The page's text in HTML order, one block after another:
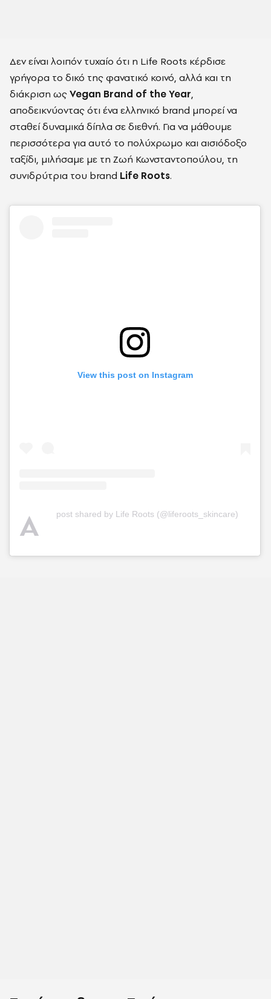
Δεν είναι λοιπόν τυχαίο ότι η Life Roots κέρδισε
γρήγορα το δικό της φανατικό κοινό, αλλά και τη
διάκριση ωςVegan Brand of the Year,
αποδεικνύοντας ότι ένα ελληνικό brand μπορεί να
σταθεί δυναμικά δίπλα σε διεθνή. Για να μάθουμε
περισσότερα για αυτό το πολύχρωμο και αισιόδοξο
ταξίδι, μιλήσαμε με τη Ζωή Κωνσταντοπούλου, τη
συνιδρύτρια του brand Life Roots.
View this post on Instagram
A post shared by Life Roots (@liferoots_skincare)